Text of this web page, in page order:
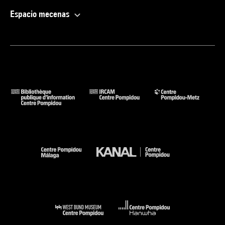
Gustave Courbet, 1997 (cit. et reprod. coul. [n.p.]) . N° isbn 2-
911250-02-8
<https://www.artpress.com/wp-
content/uploads/2014/12/2693.pdf> (consulté le 15.12.2021)
Pompidou" in La Revue des Musées de France [revue du
Reinventing Landscape : Shanghai, West Bund Museum, 29
Espacio mecenas